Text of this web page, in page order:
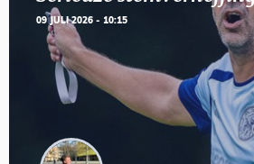
09 JULI 2026 - 10:15